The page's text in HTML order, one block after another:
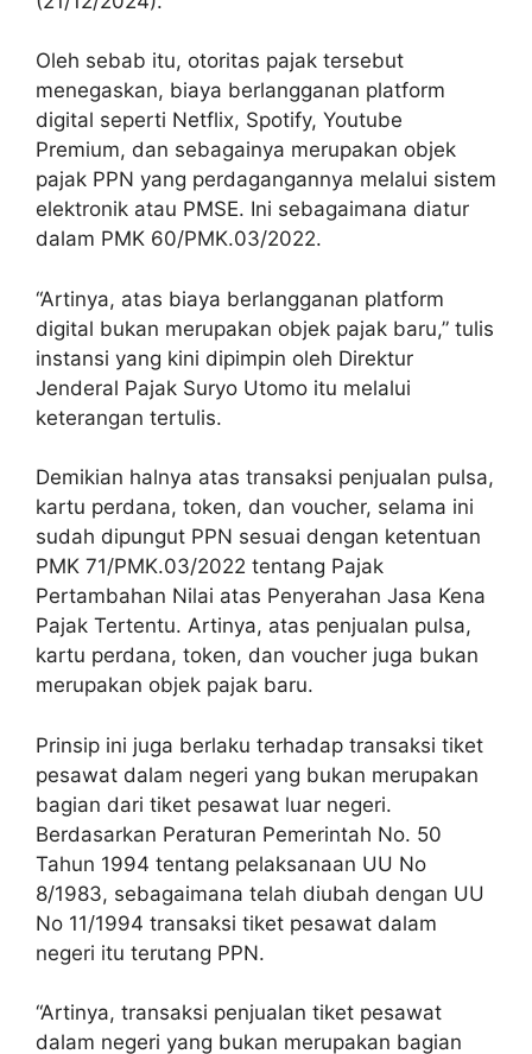
Oleh sebab itu, otoritas pajak tersebut
menegaskan, biaya berlangganan platform
digital seperti Netflix, Spotify, Youtube
Premium, dan sebagainya merupakan objek
pajak PPN yang perdagangannya melalui sistem
elektronik atau PMSE. Ini sebagaimana diatur
dalam PMK 60/PMK.03/2022.
“Artinya, atas biaya berlangganan platform
digital bukan merupakan objek pajak baru,” tulis
instansi yang kini dipimpin oleh Direktur
Jenderal Pajak Suryo Utomo itu melalui
keterangan tertulis.
Demikian halnya atas transaksi penjualan pulsa,
kartu perdana, token, dan voucher, selama ini
sudah dipungut PPN sesuai dengan ketentuan
PMK 71/PMK.03/2022 tentang Pajak
Pertambahan Nilai atas Penyerahan Jasa Kena
Pajak Tertentu. Artinya, atas penjualan pulsa,
kartu perdana, token, dan voucher juga bukan
merupakan objek pajak baru.
Prinsip ini juga berlaku terhadap transaksi tiket
pesawat dalam negeri yang bukan merupakan
bagian dari tiket pesawat luar negeri.
Berdasarkan Peraturan Pemerintah No. 50
Tahun 1994 tentang pelaksanaan UU No
8/1983, sebagaimana telah diubah dengan UU
No 11/1994 transaksi tiket pesawat dalam
negeri itu terutang PPN.
“Artinya, transaksi penjualan tiket pesawat
dalam negeri yang bukan merupakan bagian